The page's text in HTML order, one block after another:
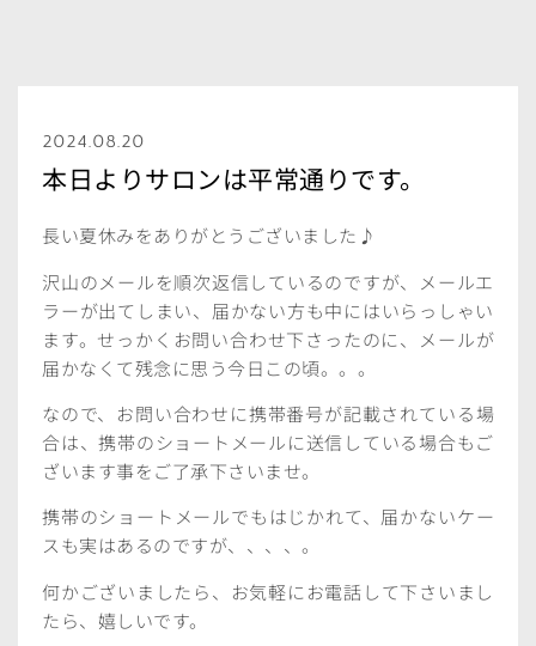
2024.08.20
本日よりサロンは平常通りです。
長い夏休みをありがとうございました♪
沢山のメールを順次返信しているのですが、メールエ
ラーが出てしまい、届かない方も中にはいらっしゃい
ます。せっかくお問い合わせ下さったのに、メールが
届かなくて残念に思う今日この頃。。。
なので、お問い合わせに携帯番号が記載されている場
合は、携帯のショートメールに送信している場合もご
ざいます事をご了承下さいませ。
携帯のショートメールでもはじかれて、届かないケー
スも実はあるのですが、、、、。
何かございましたら、お気軽にお電話して下さいまし
たら、嬉しいです。